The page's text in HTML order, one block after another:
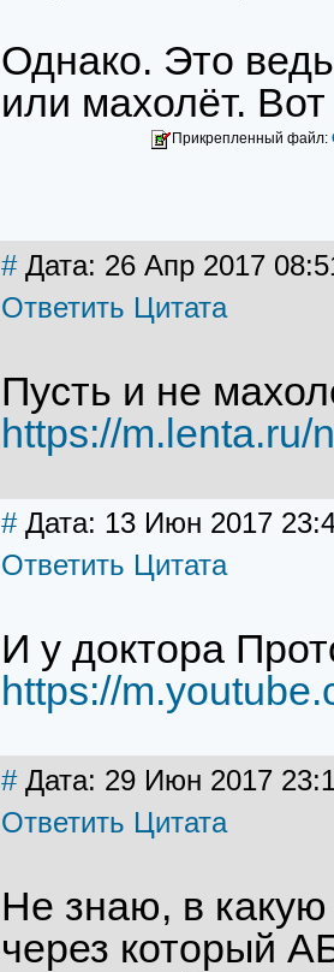
Однако. Это
или махолёт.
Прикрепленный файл:
#Дата: 26 Апр 2017
Ответить Цитата
Пусть и не
https://m.lenta.ru/
#Дата: 13 Июн 2017
Ответить Цитата
И у доктора
https://
#Дата: 29 Июн 2017
Ответить Цитата
Не знаю, в какую
через который